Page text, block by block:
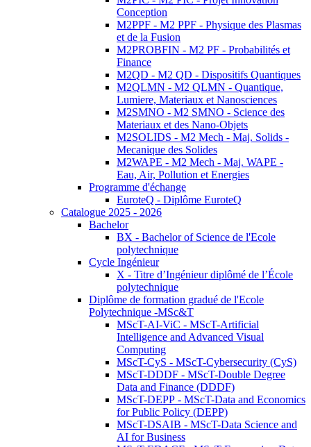
Conception
M2PPF - M2 PPF - Physique des Plasmas
et de la Fusion
M2PROBFIN - M2 PF - Probabilités et
Finance
M2QD - M2 QD - Dispositifs Quantiques
M2QLMN - M2 QLMN - Quantique,
Lumiere, Materiaux et Nanosciences
M2SMNO - M2 SMNO - Science des
Materiaux et des Nano-Objets
M2SOLIDS - M2 Mech - Maj. Solids -
Mecanique des Solides
M2WAPE - M2 Mech - Maj. WAPE -
Eau, Air, Pollution et Energies
Programme d'échange
EuroteQ - Diplôme EuroteQ
Catalogue 2025 - 2026
Bachelor
BX - Bachelor of Science de l'Ecole
polytechnique
Cycle Ingénieur
X - Titre d’Ingénieur diplômé de l’École
polytechnique
Diplôme de formation gradué de l'Ecole
Polytechnique -MSc&T
MScT-AI-ViC - MScT-Artificial
Intelligence and Advanced Visual
Computing
MScT-CyS - MScT-Cybersecurity (CyS)
MScT-DDDF - MScT-Double Degree
Data and Finance (DDDF)
MScT-DEPP - MScT-Data and Economics
for Public Policy (DEPP)
MScT-DSAIB - MScT-Data Science and
AI for Business